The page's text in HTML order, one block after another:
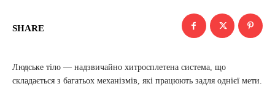
SHARE
Людське тіло — надзвичайно хитросплетена система, що
складається з багатьох механізмів, які працюють задля однієї мети.